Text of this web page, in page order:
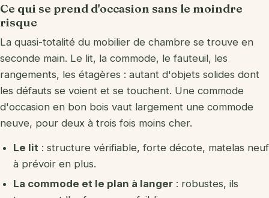
Ce qui se prend d'occasion sans le moindre
risque
La quasi-totalité du mobilier de chambre se trouve en
seconde main. Le lit, la commode, le fauteuil, les
rangements, les étagères : autant d'objets solides dont
les défauts se voient et se touchent. Une commode
d'occasion en bon bois vaut largement une commode
neuve, pour deux à trois fois moins cher.
Le lit : structure vérifiable, forte décote, matelas neuf
à prévoir en plus.
La commode et le plan à langer : robustes, ils